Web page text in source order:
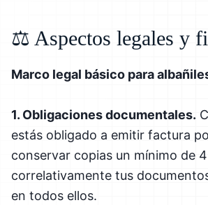
⚖️ Aspectos legales y
Marco legal básico para
1. Obligaciones documentales.
estás obligado a emitir factura
conservar copias un mínimo de
correlativamente tus
en todos ellos.